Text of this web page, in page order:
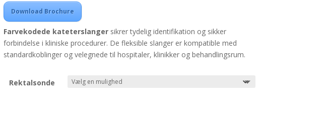
Download Brochure
Farvekodede kateterslangersikrer tydelig identifikation og sikker
forbindelse i kliniske procedurer. De fleksible slanger er kompatible med
standardkoblinger og velegnede til hospitaler, klinikker og behandlingsrum.
Rektalsonde